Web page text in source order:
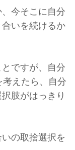
今そこに自分
いを続けるか
ですが、 自分
えたら、 自分
肢がはっきり
の取捨選択を